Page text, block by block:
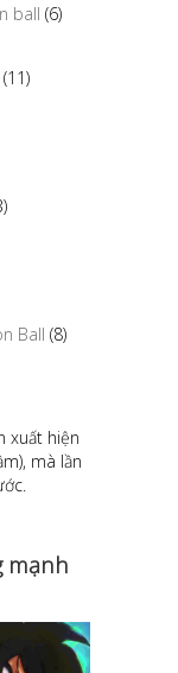
ball (6)
(11)
Ball (8)
xuất hiện
mà lần
mạnh